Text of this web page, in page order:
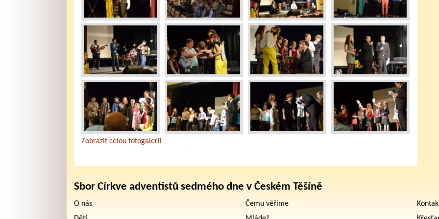
Zobrazit celou fotogalerii
Sbor Církve adventistů sedmého dne v Českém Těšíně
O nás Čemu věříme